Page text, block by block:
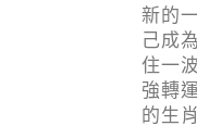
新的
己成
住一
強轉
的生